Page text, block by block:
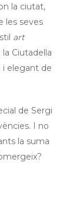
la ciutat,
les seves
art
Ciutadella
i elegant de
de Sergi
I no
la suma